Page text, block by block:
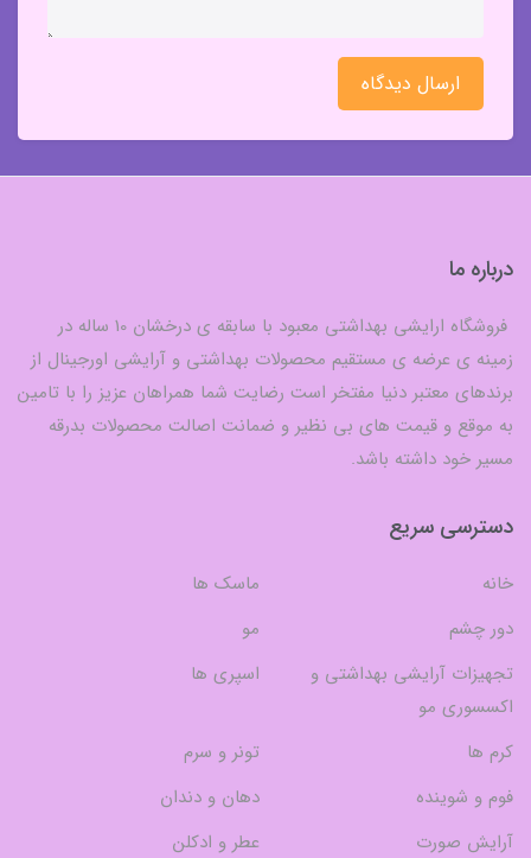
ارسال دیدگاه
درباره ما
فروشگاه ارایشی بهداشتی معبود با سابقه ی درخشان 10 ساله در
زمینه ی عرضه ی مستقیم محصولات بهداشتی و آرایشی اورجینال از
برندهای معتبر دنیا مفتخر است رضایت شما همراهان عزیز را با تامین
به موقع و قیمت های بی نظیر و ضمانت اصالت محصولات بدرقه
مسیر خود داشته باشد.
دسترسی سریع
خانه
ماسک ها
دور چشم
مو
تجهیزات آرایشی بهداشتی و
اکسسوری مو
اسپری ها
کرم ها
تونر و سرم
فوم و شوینده
دهان و دندان
آرایش صورت
عطر و ادکلن